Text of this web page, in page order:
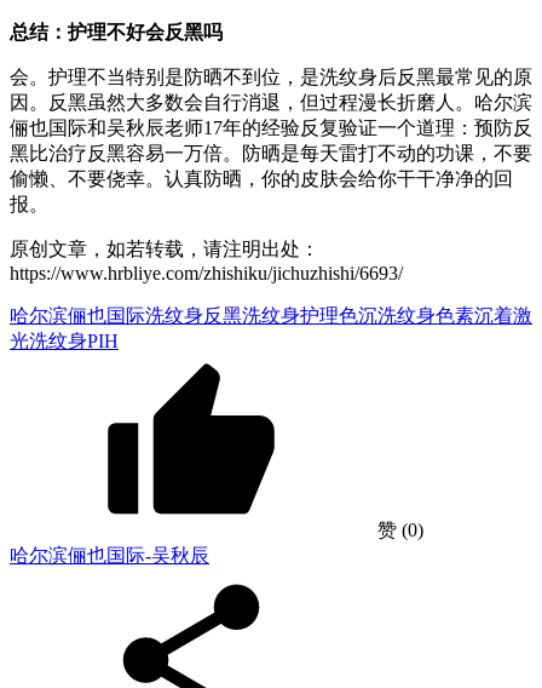
总结：护理不好会反黑吗
会。护理不当特别是防晒不到位，是洗纹身后反黑最常见的原
因。反黑虽然大多数会自行消退，但过程漫长折磨人。哈尔滨
俪也国际和吴秋辰老师17年的经验反复验证一个道理：预防反
黑比治疗反黑容易一万倍。防晒是每天雷打不动的功课，不要
偷懒、不要侥幸。认真防晒，你的皮肤会给你干干净净的回
报。
原创文章，如若转载，请注明出处：
https://www.hrbliye.com/zhishiku/jichuzhishi/6693/
哈尔滨俪也国际洗纹身反黑洗纹身护理色沉洗纹身色素沉着激
光洗纹身PIH
赞 (0)
哈尔滨俪也国际-吴秋辰